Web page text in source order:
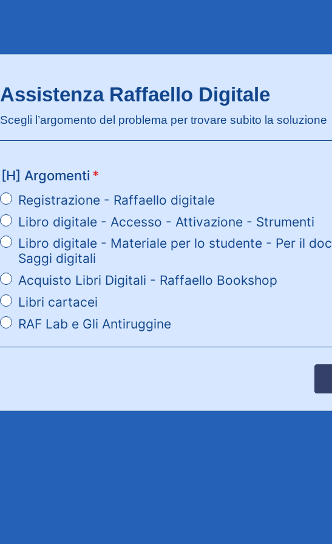
Assistenza Raffaello Digitale
Scegli l’argomento del problema per trovare subito la soluzione
[H] Argomenti*
Registrazione - Raffaello digitale
Libro digitale - Accesso - Attivazione - Strumenti
Libro digitale - Materiale per lo studente - Per il
Saggi digitali
Acquisto Libri Digitali - Raffaello Bookshop
Libri cartacei
RAF Lab e Gli Antiruggine